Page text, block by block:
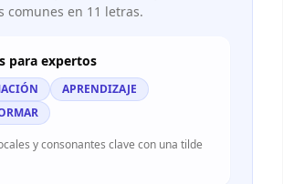
comunes en 11 letras.
para expertos
APRENDIZAJE
y consonantes clave con una tilde